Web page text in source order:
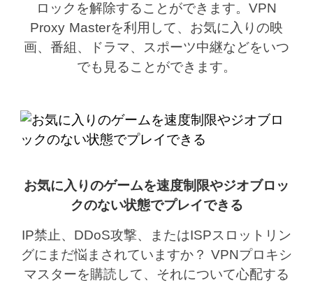
ロックを解除することができます。VPN
Proxy Masterを利用して、お気に入りの映
画、番組、ドラマ、スポーツ中継などをいつ
でも見ることができます。
お気に入りのゲームを速度制限やジオブロッ
クのない状態でプレイできる
IP禁止、DDoS攻撃、またはISPスロットリン
グにまだ悩まされていますか？ VPNプロキシ
マスターを購読して、それについて心配する